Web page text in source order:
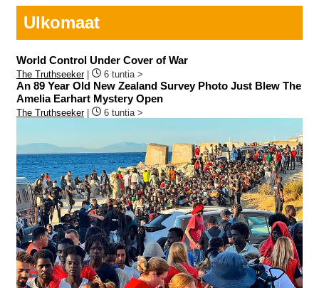
Ulkomaat
World Control Under Cover of War
The Truthseeker| 6 tuntia >
An 89 Year Old New Zealand Survey Photo Just Blew The
Amelia Earhart Mystery Open
The Truthseeker| 6 tuntia >